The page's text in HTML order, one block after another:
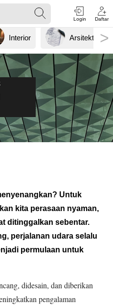
Login Daftar
>
Interior Arsitektur
Untuk
kita perasaan nyaman,
ditinggalkan sebentar.
perjalanan udara selalu
permulaan untuk
didesain, dan diberikan
pengalaman